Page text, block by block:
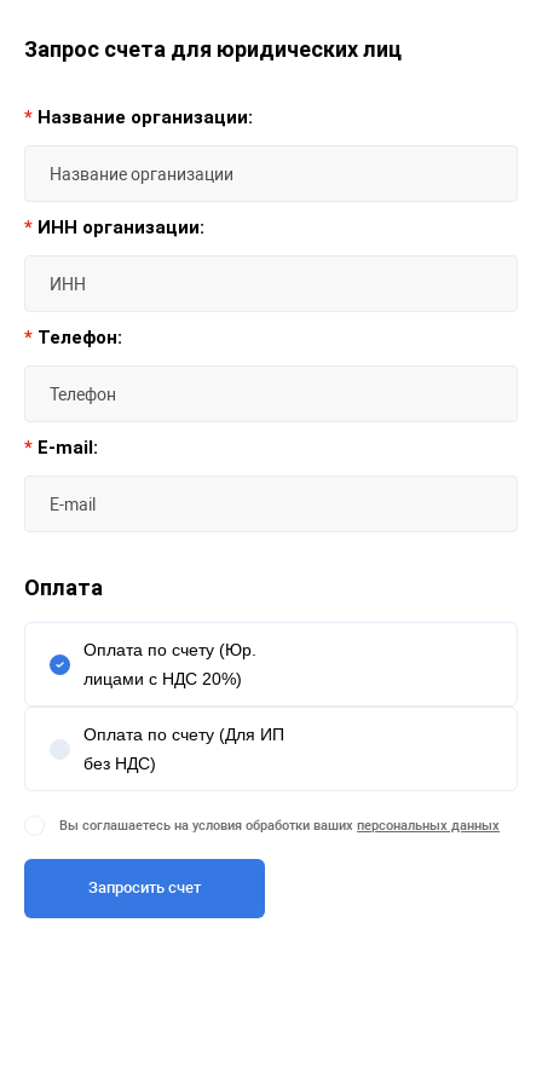
Запрос счета для юридических лиц
* Название организации:
* ИНН организации:
* Телефон:
* E-mail:
Оплата
Оплата по счету (Юр.
лицами с НДС 20%)
Оплата по счету (Для ИП
без НДС)
Вы соглашаетесь на условия обработки ваших персональных данных